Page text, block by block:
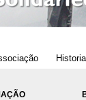
Historial